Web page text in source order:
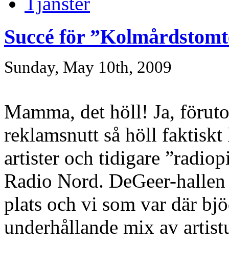
Succé för
Sunday, May 10th, 2009
Mamma, det höll! Ja,
reklamsnutt så höll
artister och tidigare
Radio Nord. DeGeer-
plats och vi som var där
underhållande mix av